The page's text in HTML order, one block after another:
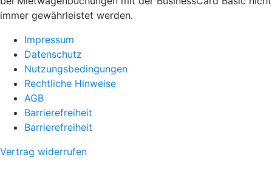
immer gewährleistet werden.
Impressum
Datenschutz
Nutzungsbedingungen
Rechtliche Hinweise
AGB
Barrierefreiheit
Barrierefreiheit
Vertrag widerrufen